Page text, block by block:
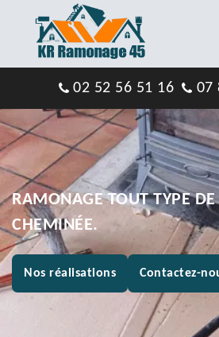
02 52 56 51 16 07
RAMONAGE TOUT TYPE
CHEMINÉE.
Nos réalisations Contactez-